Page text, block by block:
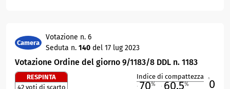
Camera
Votazione n. 6
Seduta n. 140 del 17 lug 2023
Votazione Ordine del giorno 9/1183/8 DDL n. 1183
RESPINTA
42 voti di scarto
Indice di compattezza
70% 60,5% 0